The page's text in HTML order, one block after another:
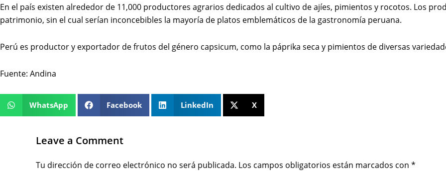
En el país existen alrededor de 11,000 productores agrarios dedicados al cultivo de ajíes, pimientos y rocotos. Los
patrimonio, sin el cual serían inconcebibles la mayoría de platos emblemáticos de la gastronomía peruana.
Perú es productor y exportador de frutos del género capsicum, como la páprika seca y pimientos de diversas
Fuente: Andina
WhatsApp Facebook LinkedIn X
Leave a Comment
Tu dirección de correo electrónico no será publicada. Los campos obligatorios están marcados con *